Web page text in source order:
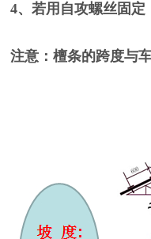
4、若用自攻螺丝固
注意：檀条的跨度与